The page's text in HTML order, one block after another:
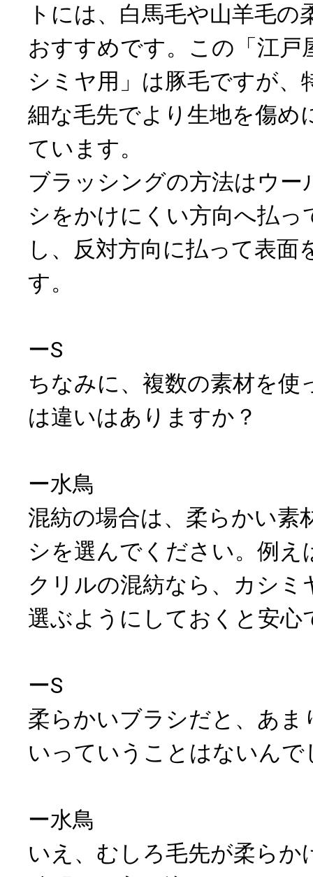
トには、白馬毛や山羊毛
おすすめです。この「江
シミヤ用」は豚毛ですが、
細な毛先でより生地を傷め
ています。
ブラッシングの方法はウー
シをかけにくい方向へ払っ
し、反対方向に払って表面
す。
ーS
ちなみに、複数の素材を使
は違いはありますか？
ー水鳥
混紡の場合は、柔らかい素
シを選んでください。例え
クリルの混紡なら、カシミ
選ぶようにしておくと安心
ーS
柔らかいブラシだと、あま
いっていうことはないんで
ー水鳥
いえ、むしろ毛先が柔らか